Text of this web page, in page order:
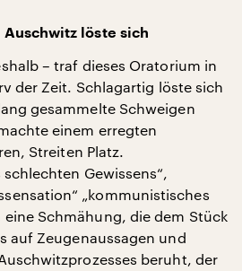
Auschwitz löste sich
– traf dieses Oratorium in
der Zeit. Schlagartig löste sich
gesammelte Schweigen
einem erregten
Streiten Platz.
Gewissens“,
„kommunistisches
eine Schmähung, die dem Stück
auf Zeugenaussagen und
beruht, der